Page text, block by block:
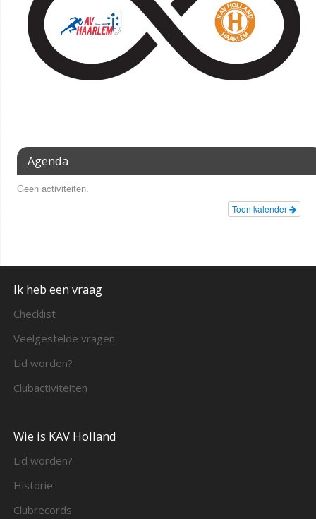
Agenda
Geen activiteiten.
Toon kalender
Ik heb een vraag
Checklist
Veelgestelde vragen
Lid worden?
Clubactiviteiten
Wie is KAV Holland
Lid worden?
Historie
Clubrecords